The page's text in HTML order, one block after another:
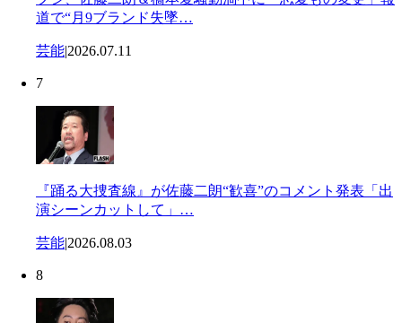
道で“月9ブランド失墜…
芸能|2026.07.11
7
『踊る大捜査線』が佐藤二朗“歓喜”のコメント発表「出
演シーンカットして」…
芸能|2026.08.03
8